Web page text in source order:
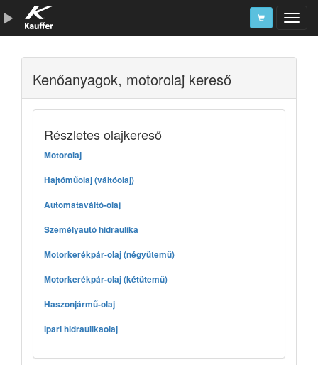
Szerszámkatalógus
Kosár
Alkatrészek
Kenőanyagok, motorolaj kereső
Részletes olajkereső
Motorolaj
Hajtóműolaj (váltóolaj)
Automataváltó-olaj
Személyautó hidraulika
Motorkerékpár-olaj (négyütemű)
Motorkerékpár-olaj (kétütemű)
Haszonjármű-olaj
Ipari hidraulikaolaj